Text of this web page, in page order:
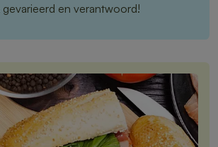
gevarieerd en verantwoord!